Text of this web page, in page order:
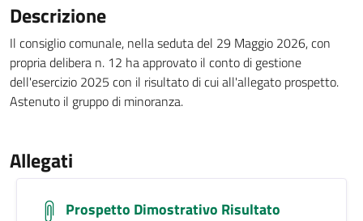
Descrizione
Il consiglio comunale, nella seduta del 29 Maggio 2026, con
propria delibera n. 12 ha approvato il conto di gestione
dell'esercizio 2025 con il risultato di cui all'allegato prospetto.
Astenuto il gruppo di minoranza.
Allegati
Prospetto Dimostrativo Risultato